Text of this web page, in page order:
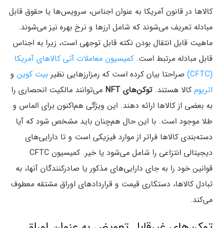
کالاها در قانون آمریکا به عنوان اجناس، سرویس‌ها یا حقوق قابل
مبادله تعریف می‌شوند که شامل ارزها و نرخ بهره نیز می‌شوند.
ماهیت قابل انتقال بودن نکته قابل توجهی است، زیرا به اجناس
قابل مبادله مرتبط است. کمیسیون معاملات آتی کالاهای آمریکا
(CFTC)
صراحتا بیان کرده است که رمزارزهایی نظیر بیت کوین و
اتریوم کالا هستند.توکن‌های NFT
می‌توانند مالکیت انحصاری را
به بعضی از کالاها ارائه دهند. این ویژگی هم‌اکنون برای الماس و
طلا موجود است. با این حال هم‌چنان باید مشخص شود که آیا
دسته‌بندی کالاها فراتر از موارد فیزیکی است و تا دارایی‌های
دیجیتالی انتزاعی را شامل می‌شود یا خیر. کمیسیون CFTC
قوانین خود را به جای دارایی‌های مذکور یا صادرکنندگان آنها، به
تبادل کالاها، دستکاری قیمت و قراردادهای اوراق مشتقه معطوف
می‌کند.